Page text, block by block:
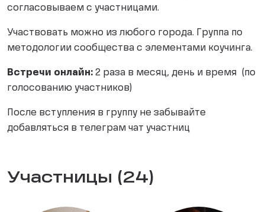
согласовываем с участницами.
Участвовать можно из любого города. Группа по
методологии сообщества с элементами коучинга.
Встречи онлайн: 2 раза в месяц, день и время (по
голосованию участников)
После вступления в группу не забывайте
добавляться в телеграм чат участниц
Участницы (24)